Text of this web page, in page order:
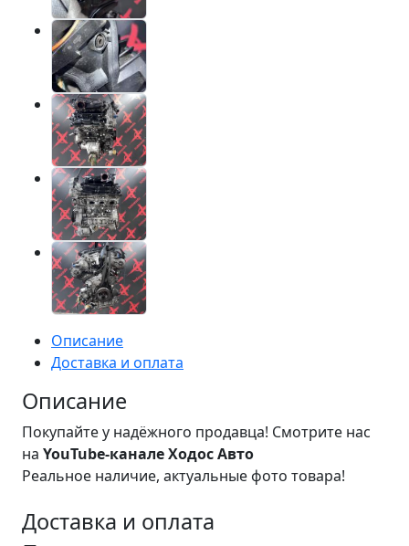
Описание
Доставка и оплата
Описание
Покупайте у надёжного продавца! Смотрите нас
на YouTube-канале Ходос Авто
Реальное наличие, актуальные фото товара!
Доставка и оплата